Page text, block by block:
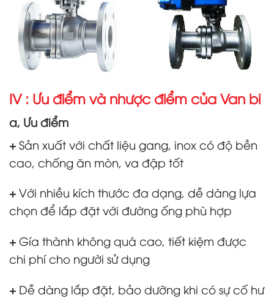
IV : Ưu điểm và nhược điểm của Van bi
a, Ưu điểm
+ Sản xuất với chất liệu gang, inox có độ bền
cao, chống ăn mòn, va đập tốt
+ Với nhiều kích thước đa dạng, dễ dàng lựa
chọn để lắp đặt với đường ống phù hợp
+ Gía thành không quá cao, tiết kiệm được
chi phí cho người sử dụng
+ Dễ dàng lắp đặt, bảo dưỡng khi có sự cố hư